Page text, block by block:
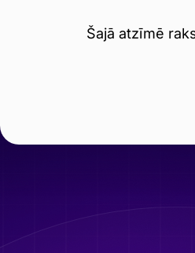
Šajā atzīmē